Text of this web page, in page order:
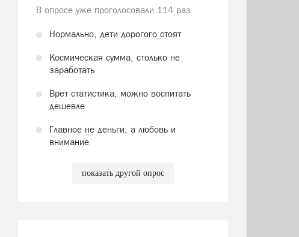
В опросе уже проголосовали 114 раз
Нормально, дети дорогого стоят
Космическая сумма, столько не
заработать
Врет статистика, можно воспитать
дешевле
Главное не деньги, а любовь и
внимание
показать другой опрос